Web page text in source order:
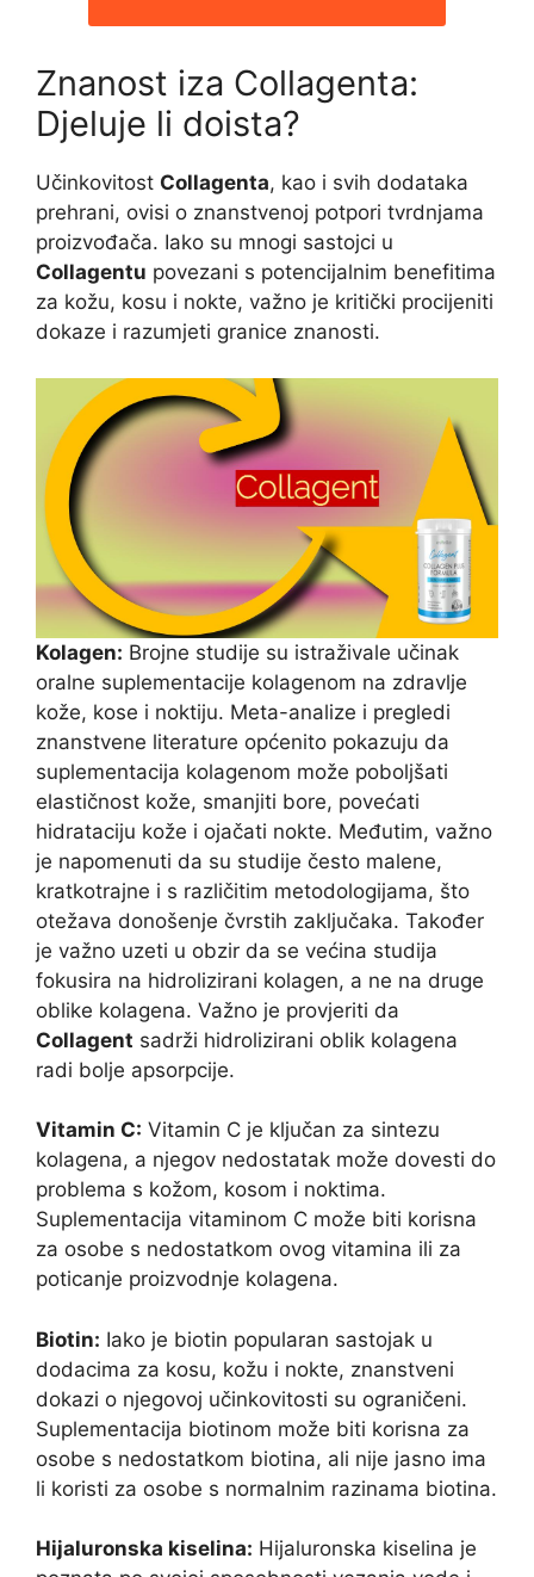
Znanost iza Collagenta:
Djeluje li doista?
Učinkovitost Collagenta, kao i svih dodataka
prehrani, ovisi o znanstvenoj potpori tvrdnjama
proizvođača. Iako su mnogi sastojci u
Collagentu povezani s potencijalnim benefitima
za kožu, kosu i nokte, važno je kritički procijeniti
dokaze i razumjeti granice znanosti.
Kolagen: Brojne studije su istraživale učinak
oralne suplementacije kolagenom na zdravlje
kože, kose i noktiju. Meta-analize i pregledi
znanstvene literature općenito pokazuju da
suplementacija kolagenom može poboljšati
elastičnost kože, smanjiti bore, povećati
hidrataciju kože i ojačati nokte. Međutim, važno
je napomenuti da su studije često malene,
kratkotrajne i s različitim metodologijama, što
otežava donošenje čvrstih zaključaka. Također
je važno uzeti u obzir da se većina studija
fokusira na hidrolizirani kolagen, a ne na druge
oblike kolagena. Važno je provjeriti da
Collagent sadrži hidrolizirani oblik kolagena
radi bolje apsorpcije.
Vitamin C: Vitamin C je ključan za sintezu
kolagena, a njegov nedostatak može dovesti do
problema s kožom, kosom i noktima.
Suplementacija vitaminom C može biti korisna
za osobe s nedostatkom ovog vitamina ili za
poticanje proizvodnje kolagena.
Biotin: Iako je biotin popularan sastojak u
dodacima za kosu, kožu i nokte, znanstveni
dokazi o njegovoj učinkovitosti su ograničeni.
Suplementacija biotinom može biti korisna za
osobe s nedostatkom biotina, ali nije jasno ima
li koristi za osobe s normalnim razinama biotina.
Hijaluronska kiselina: Hijaluronska kiselina je